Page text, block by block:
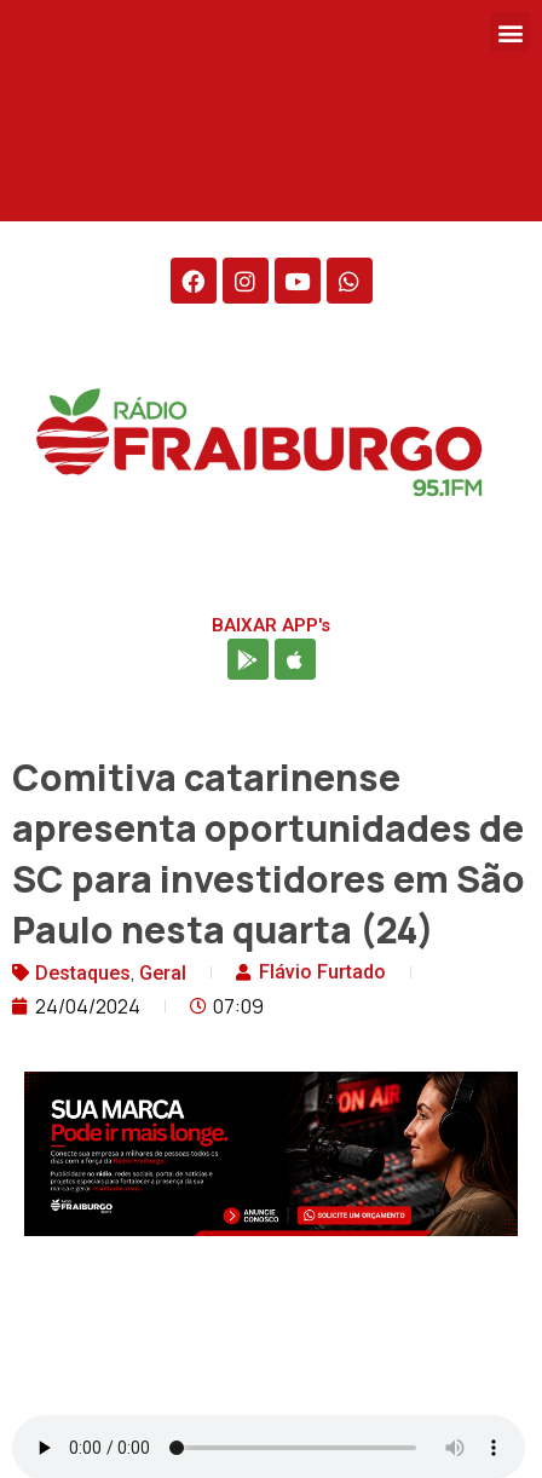
BAIXAR APP's
Comitiva catarinense
apresenta oportunidades de
SC para investidores em São
Paulo nesta quarta (24)
Destaques, Geral Flávio Furtado
24/04/2024 07:09